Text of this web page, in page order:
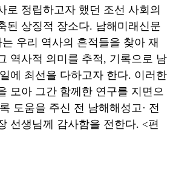
로 정립하고자 했던 조선 사회의
된 상징적 장소다. 남해미래신문
우리 역사의 흔적들을 찾아 재
역사적 의미를 추적, 기록으로 남
에 최선을 다하고자 한다. 이러한
모아 그간 함께한 연구를 지면으
도움을 주신 전 남해해성고· 전
선생님께 감사함을 전한다. <편